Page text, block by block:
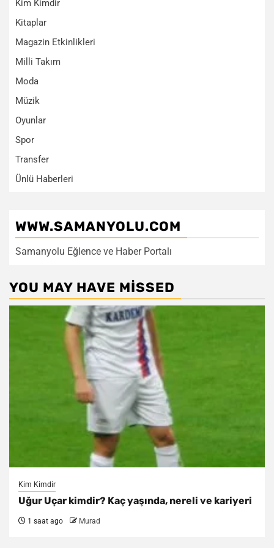
Kim Kimdir
Kitaplar
Magazin Etkinlikleri
Milli Takım
Moda
Müzik
Oyunlar
Spor
Transfer
Ünlü Haberleri
WWW.SAMANYOLU.COM
Samanyolu Eğlence ve Haber Portalı
YOU MAY HAVE MISSED
Kim Kimdir
Uğur Uçar kimdir? Kaç yaşında, nereli ve kariyeri
1 saat ago Murad